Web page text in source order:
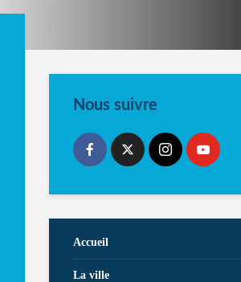
Nous suivre
Accueil
La ville